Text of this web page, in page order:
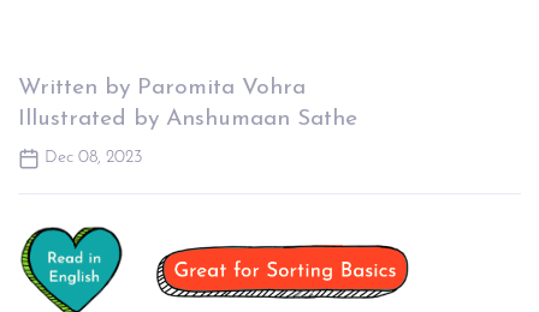
Written by Paromita Vohra
Illustrated by Anshumaan Sathe
Dec 08, 2023